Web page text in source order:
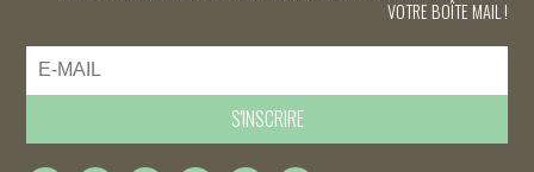
VOTRE BOÎTE MAIL !